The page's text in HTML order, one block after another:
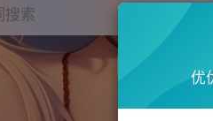
搜索
引流
优